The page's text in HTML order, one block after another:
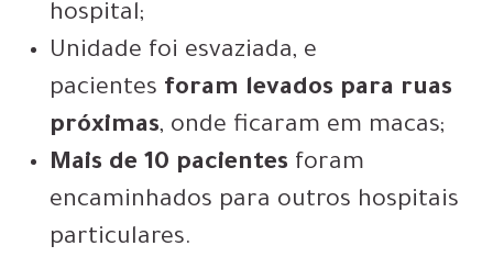
hospital;
Unidade foi esvaziada, e
pacientes foram levados para ruas
próximas, onde ficaram em macas;
Mais de 10 pacientes foram
encaminhados para outros hospitais
particulares.